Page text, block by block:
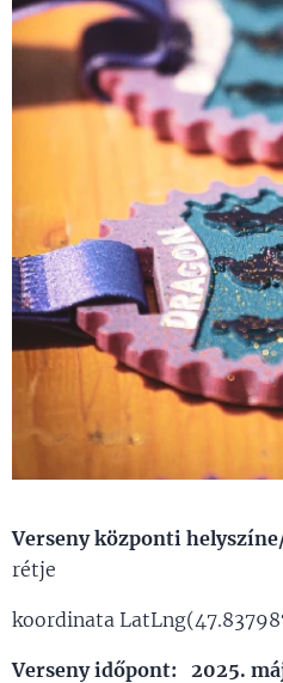
Verseny központi
rétje
koordinata
Verseny időpont: 2025.